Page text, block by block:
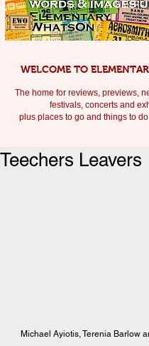
WELCOME TO
The home for reviews, previews,
festivals, concerts and
plus places to go and things to
Teechers Leavers
Michael Ayiotis, Terenia Barlow